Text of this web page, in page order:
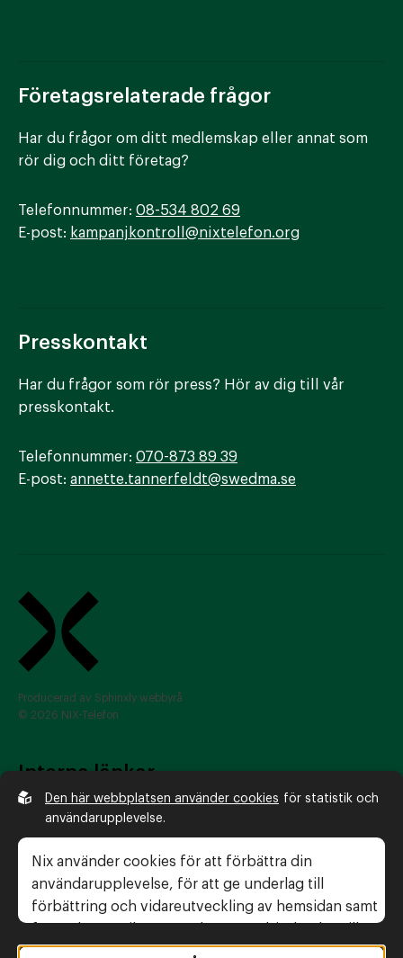
Företagsrelaterade frågor
Har du frågor om ditt medlemskap eller annat som
rör dig och ditt företag?
Telefonnummer: 08-534 802 69
E-post: kampanjkontroll@nixtelefon.org
Presskontakt
Har du frågor som rör press? Hör av dig till vår
presskontakt.
Telefonnummer: 070-873 89 39
E-post: annette.tannerfeldt@swedma.se
Producerad av Sphinxly webbyrå
© 2026 NIX-Telefon
Interna länkar
Så nixar du
Alla Återförsäljare
Konsumentguiden
Frågor och svar
Legal information
Den här webbplatsen använder cookies för statistik och
användarupplevelse.
Nix använder cookies för att förbättra din
användarupplevelse, för att ge underlag till
förbättring och vidareutveckling av hemsidan samt
dig.